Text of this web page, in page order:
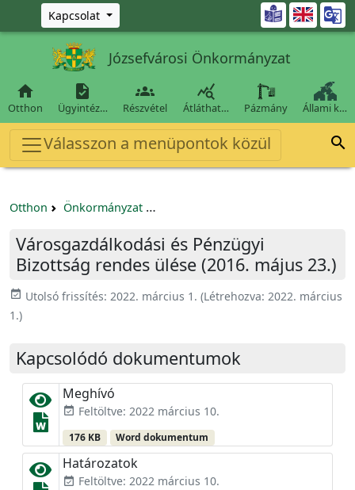
Ugrás a fő tartalomra
Kapcsolat 
Józsefvárosi Önkormányzat

Otthon

Ügyintéz…

Részvétel

Átláthat… Pázmány Állami k…
Válasszon a menüpontok közül 
Otthon Önkormányzat
Városgazdálkodási és Pénzügyi
Bizottság rendes ülése (2016. május 23.)
event_available Utolsó frissítés: 2022. március 1. (Létrehozva: 2022. március
1.)
Kapcsolódó dokumentumok
Meghívó
event_available Feltöltve: 2022 március 10.
176 KB Word dokumentum
Határozatok
event_available Feltöltve: 2022 március 10.